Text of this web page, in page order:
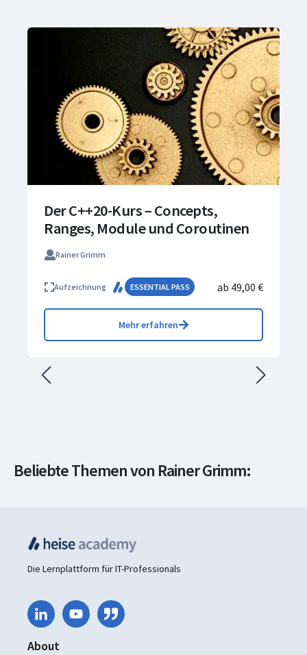
Der C++20-Kurs – Concepts,
Ranges, Module und Coroutinen
Rainer Grimm
Aufzeichnung ESSENTIAL PASS ab 49,00 €
Mehr erfahren
Beliebte Themen von Rainer Grimm:
Softwareentwicklung Programmiersprachen
Die Lernplattform für IT-Professionals
About